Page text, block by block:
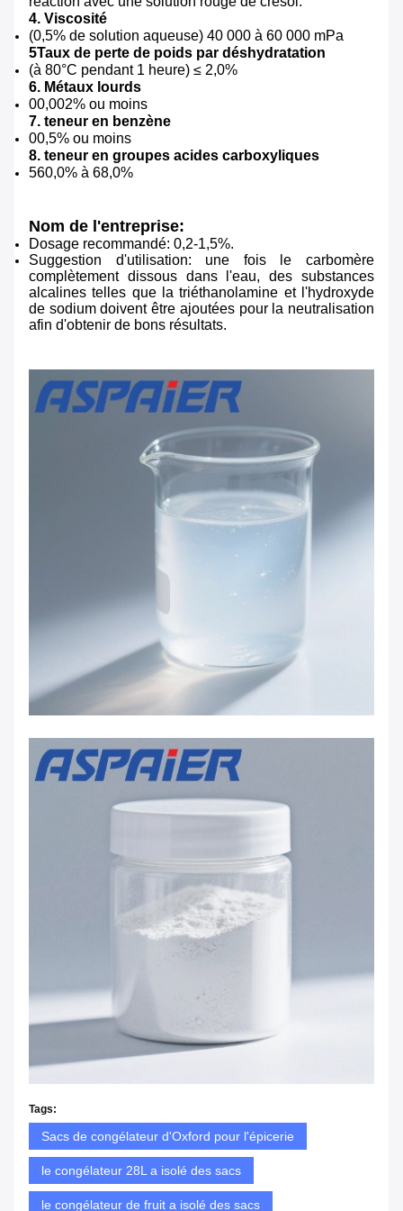
4. Viscosité
(0,5% de solution aqueuse) 40 000 à 60 000 mPa
5Taux de perte de poids par déshydratation
(à 80°C pendant 1 heure) ≤ 2,0%
6. Métaux lourds
00,002% ou moins
7. teneur en benzène
00,5% ou moins
8. teneur en groupes acides carboxyliques
560,0% à 68,0%
Nom de l'entreprise:
Dosage recommandé: 0,2-1,5%.
Suggestion d'utilisation: une fois le carbomère
complètement dissous dans l'eau, des substances
alcalines telles que la triéthanolamine et l'hydroxyde
de sodium doivent être ajoutées pour la neutralisation
afin d'obtenir de bons résultats.
Tags:
Sacs de congélateur d'Oxford pour l'épicerie
le congélateur 28L a isolé des sacs
le congélateur de fruit a isolé des sacs